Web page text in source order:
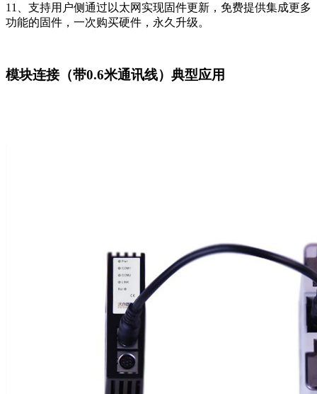
11、支持用户侧通过以太网实现固件更新，免费提供集成更多
功能的固件，一次购买硬件，永久升级。
模块连接（带0.6米通讯线） 典型应用